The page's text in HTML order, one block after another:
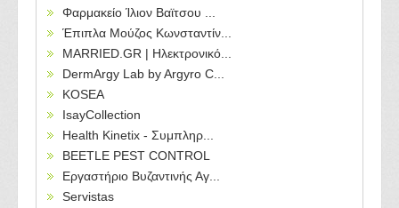
Φαρμακείο Ίλιον Βαϊτσου ...
Έπιπλα Μούζος Κωνσταντίν...
MARRIED.GR | Ηλεκτρονικό...
DermArgy Lab by Argyro C...
KOSEA
IsayCollection
Health Kinetix - Συμπληρ...
BEETLE PEST CONTROL
Εργαστήριο Βυζαντινής Αγ...
Servistas